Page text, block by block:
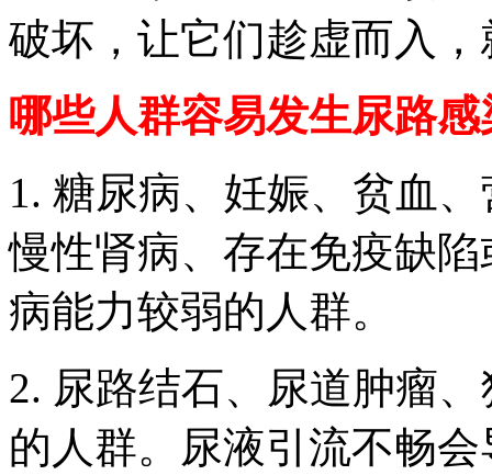
破坏，让它们趁虚而入
哪些人群容易发生尿路感
1. 糖尿病、妊娠、贫血
慢性肾病、存在免疫缺
病能力较弱的人群。
2. 尿路结石、尿道肿瘤
的人群。尿液引流不畅